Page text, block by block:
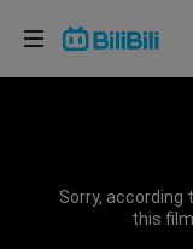
Sorry,
this
เลือกภาษา